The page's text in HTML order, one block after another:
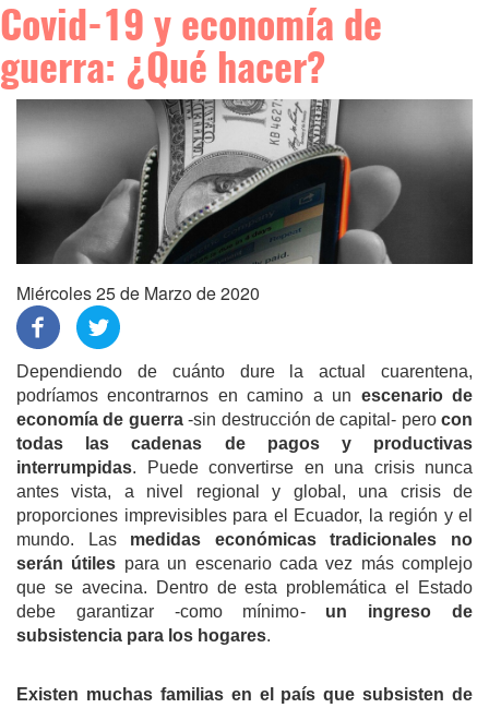
Covid-19 y economía de
guerra: ¿Qué hacer?
Miércoles 25 de Marzo de 2020
Dependiendo de cuánto dure la actual cuarentena,
podríamos encontrarnos en camino a un escenario de
economía de guerra-sin destrucción de capital- perocon
todas las cadenas de pagos y productivas
interrumpidas. Puede convertirse en una crisis nunca
antes vista, a nivel regional y global, una crisis de
proporciones imprevisibles para el Ecuador, la región y el
mundo. Las medidas económicas tradicionales no
serán útiles para un escenario cada vez más complejo
que se avecina. Dentro de esta problemática el Estado
debe garantizar -como mínimo- un ingreso de
subsistencia para los hogares.
Existen muchas familias en el país quesubsisten de